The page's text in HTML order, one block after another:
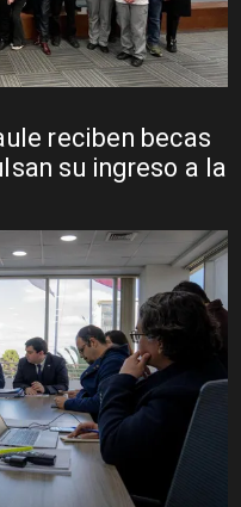
reciben becas
su ingreso a la